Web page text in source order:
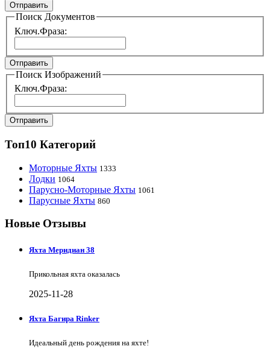
Отправить
Поиск Документов
Ключ.Фраза:
Отправить
Поиск Изображений
Ключ.Фраза:
Отправить
Топ10 Категорий
Моторные Яхты 1333
Лодки 1064
Парусно-Моторные Яхты 1061
Парусные Яхты 860
Новые Отзывы
Яхта Меридиан 38
Прикольная яхта оказалась
2025-11-28
Яхта Багира Rinker
Идеальный день рождения на яхте!